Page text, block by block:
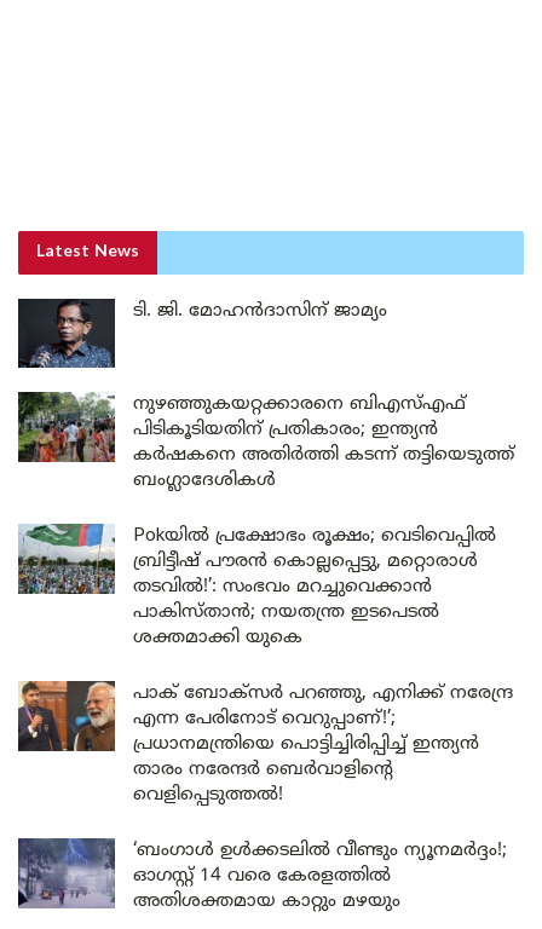
Latest News
ടി. ജി. മോഹൻദാസിന് ജാമ്യം
നുഴഞ്ഞുകയറ്റക്കാരനെ ബിഎസ്എഫ്
പിടികൂടിയതിന് പ്രതികാരം; ഇന്ത്യൻ
കർഷകനെ അതിർത്തി കടന്ന് തട്ടിയെടുത്ത്
ബംഗ്ലാദേശികൾ
Pokയിൽ പ്രക്ഷോഭം രൂക്ഷം; വെടിവെപ്പിൽ
ബ്രിട്ടീഷ് പൗരൻ കൊല്ലപ്പെട്ടു, മറ്റൊരാൾ
തടവിൽ!’: സംഭവം മറച്ചുവെക്കാൻ
പാകിസ്താൻ; നയതന്ത്ര ഇടപെടൽ
ശക്തമാക്കി യുകെ
പാക് ബോക്സർ പറഞ്ഞു, എനിക്ക് നരേന്ദ്ര
എന്ന പേരിനോട് വെറുപ്പാണ്!’;
പ്രധാനമന്ത്രിയെ പൊട്ടിച്ചിരിപ്പിച്ച് ഇന്ത്യൻ
താരം നരേന്ദർ ബെർവാളിന്റെ
വെളിപ്പെടുത്തൽ!
‘ബംഗാൾ ഉൾക്കടലിൽ വീണ്ടും ന്യൂനമർദ്ദം!;
ഓഗസ്റ്റ് 14 വരെ കേരളത്തിൽ
അതിശക്തമായ കാറ്റും മഴയും